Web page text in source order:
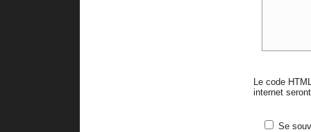
Le code
internet
Se